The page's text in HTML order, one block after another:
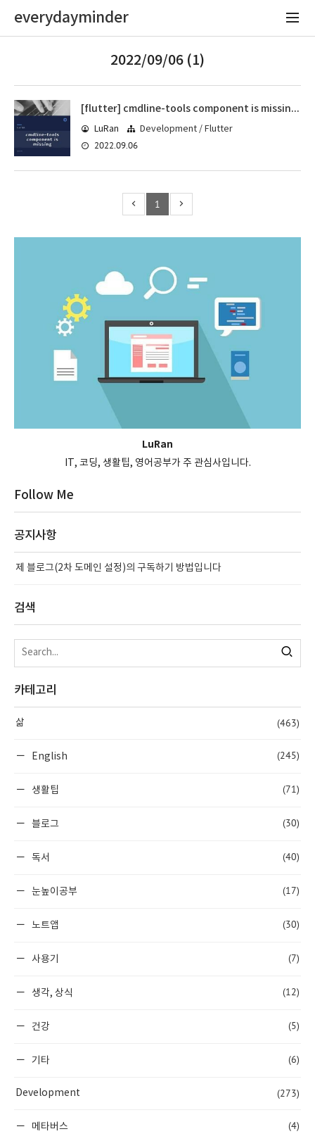
everydayminder
2022/09/06 (1)
[flutter] cmdline-tools component is missing 에러가 발생한다면
LuRan Development / Flutter
2022.09.06
1
LuRan
IT, 코딩, 생활팁, 영어공부가 주 관심사입니다.
Follow Me
공지사항
제 블로그(2차 도메인 설정)의 구독하기 방법입니다
검색
카테고리
삶 (463)
English (245)
생활팁 (71)
블로그 (30)
독서 (40)
눈높이공부 (17)
노트앱 (30)
사용기 (7)
생각, 상식 (12)
건강 (5)
기타 (6)
Development (273)
메타버스 (4)